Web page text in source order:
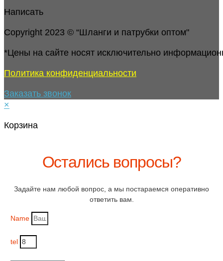
Написать
Copyright 2023 © “Шланги и патрубки оптом"
*Цены на сайте носят исключительно
Политика конфиденциальности
Заказать звонок
×
Корзина
Остались вопросы?
Задайте нам любой вопрос, а мы постараемся оперативно
ответить вам.
Name
tel